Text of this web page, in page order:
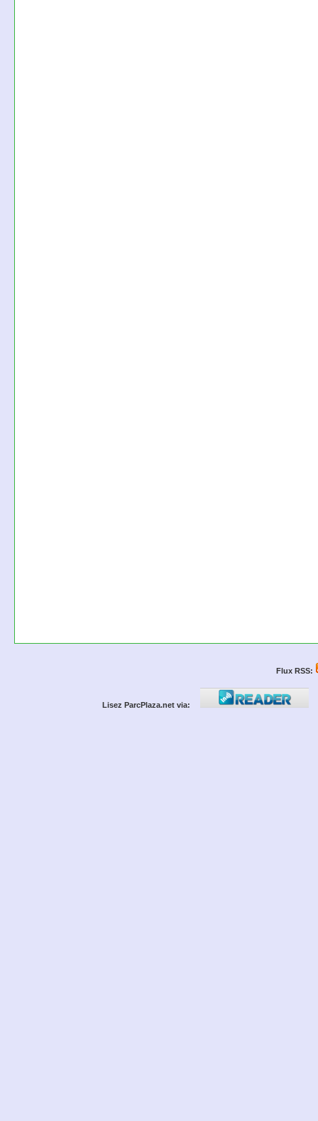
Flux RSS:
Lisez ParcPlaza.net via: